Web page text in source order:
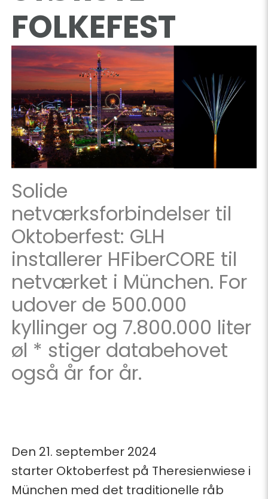
FOLKEFEST
Solide
netværksforbindelser til
Oktoberfest: GLH
installerer HFiberCORE til
netværket i München. For
udover de 500.000
kyllinger og 7.800.000 liter
øl * stiger databehovet
også år for år.
Den 21. september 2024
starter Oktoberfest på Theresienwiese i
München med det traditionelle råb